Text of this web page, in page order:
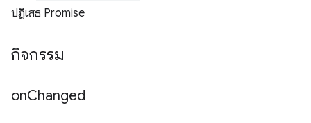
ปฏิเสธ Promise
กิจกรรม
onChanged